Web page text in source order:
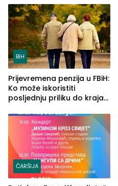
ljeta (FOTO)
BiH
Prijevremena penzija u FBiH:
Ko može iskoristiti
posljednju priliku do kraja
ČARŠIJA